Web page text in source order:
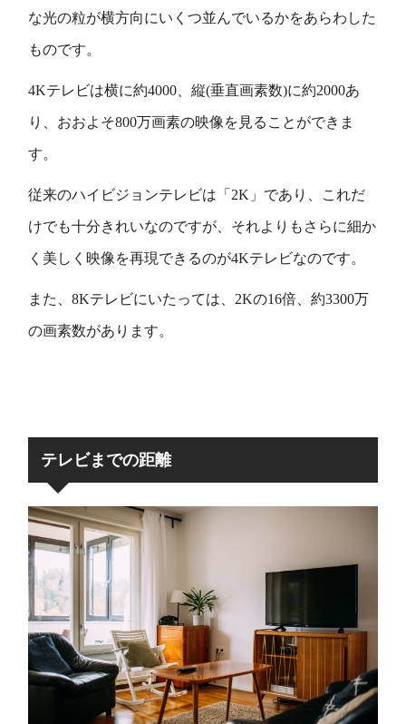
な光の粒が横方向にいくつ並んでいるかをあらわした
ものです。
4Kテレビは横に約4000、縦(垂直画素数)に約2000あ
り、おおよそ800万画素の映像を見ることができま
す。
従来のハイビジョンテレビは「2K」であり、これだ
けでも十分きれいなのですが、それよりもさらに細か
く美しく映像を再現できるのが4Kテレビなのです。
また、8Kテレビにいたっては、2Kの16倍、約3300万
の画素数があります。
テレビまでの距離